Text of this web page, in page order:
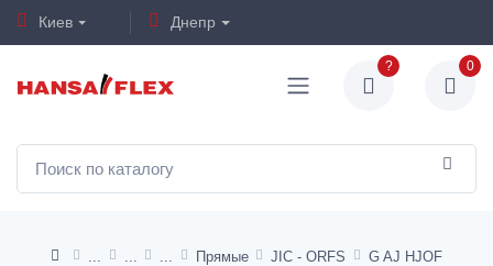
Киев Днепр
? 0
Прямые JIC - ORFS G AJ HJOF